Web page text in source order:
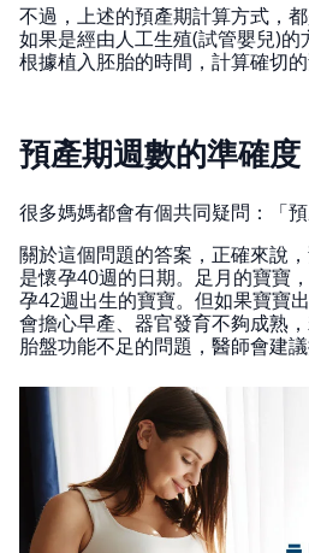
不過，上述的預產期計算方式，
如果是經由人工生殖(試管嬰兒)
根據植入胚胎的時間，計算確切的
預產期週數的準確度
很多媽媽都會有個共同疑問：「預
關於這個問題的答案，正確來說
是懷孕40週的日期。足月的寶寶
孕42週出生的寶寶。但如果寶寶
會擔心早產、器官發育不夠成熟
胎盤功能不足的問題，醫師會建議